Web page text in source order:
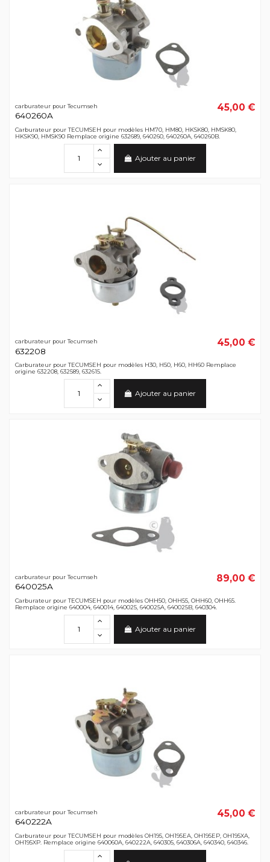
carburateur pour Tecumseh
640260A
45,00 €
Carburateur pour TECUMSEH pour modèles HM70, HM80, HKSK80, HMSK80,
HKSK90, HMSK90 Remplace origine 632689, 640260, 640260A, 640260B.
Ajouter au panier
carburateur pour Tecumseh
632208
45,00 €
Carburateur pour TECUMSEH pour modèles H30, H50, H60, HH60 Remplace
origine 632208, 632589, 632615.
Ajouter au panier
carburateur pour Tecumseh
640025A
89,00 €
Carburateur pour TECUMSEH pour modèles OHH50, OHH55, OHH60, OHH65.
Remplace origine 640004, 640014, 640025, 640025A, 640025B, 640304.
Ajouter au panier
carburateur pour Tecumseh
640222A
45,00 €
Carburateur pour TECUMSEH pour modèles OH195, OH195EA, OH195EP, OH195XA,
OH195XP. Remplace origine 640060A, 640222A, 640305, 640306A, 640340, 640346.